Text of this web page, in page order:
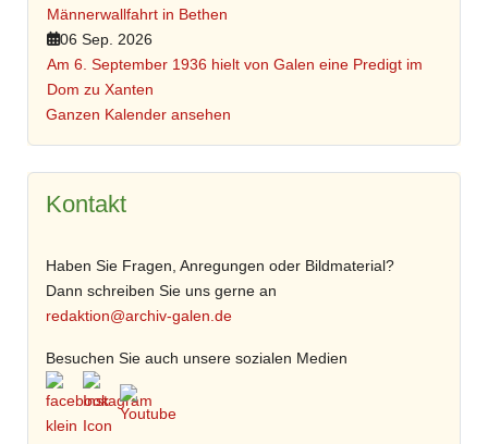
Männerwallfahrt in Bethen
06 Sep. 2026
Am 6. September 1936 hielt von Galen eine Predigt im
Dom zu Xanten
Ganzen Kalender ansehen
Kontakt
Haben Sie Fragen, Anregungen oder Bildmaterial?
Dann schreiben Sie uns gerne an
redaktion@archiv-galen.de
Besuchen Sie auch unsere sozialen Medien